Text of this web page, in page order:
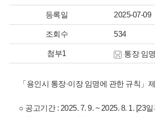
등록일 2025-07-09
조회수 534
첨부1 통장 임
「용인시 통장·이장 임명에 관한 규칙
○ 공고기간 : 2025. 7. 9. ~ 2025. 8. 1. [23일